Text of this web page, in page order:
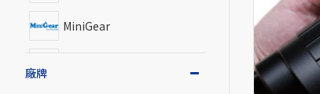
MiniGear
廠牌